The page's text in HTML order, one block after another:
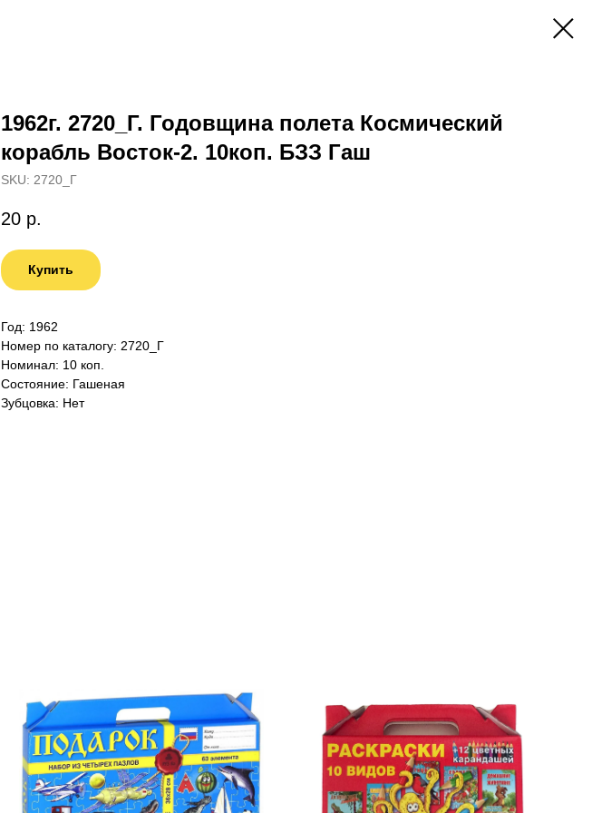
1962г. 2720_Г. Годовщина полета Космический
корабль Восток-2. 10коп. БЗЗ Гаш
SKU: 2720_Г
20 р.
Купить
Год: 1962
Номер по каталогу: 2720_Г
Номинал: 10 коп.
Состояние: Гашеная
Зубцовка: Нет